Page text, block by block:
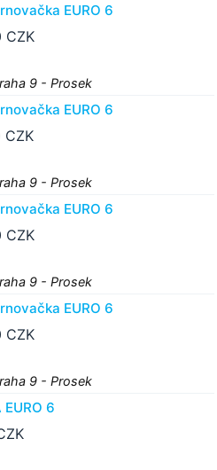
EURO 6
CZK
9 - Prosek
EURO 6
CZK
9 - Prosek
EURO 6
CZK
9 - Prosek
EURO 6
CZK
9 - Prosek
6